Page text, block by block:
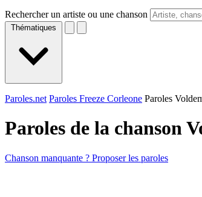
Rechercher un artiste ou une chanson
Thématiques
Paroles.net Paroles Freeze Corleone Paroles
Paroles de la chanson
Chanson manquante ? Proposer les paroles